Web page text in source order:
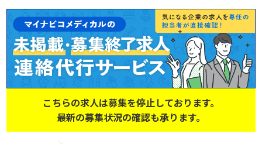
こちらの求人は募集を停止しております。
最新の募集状況の確認も承ります。